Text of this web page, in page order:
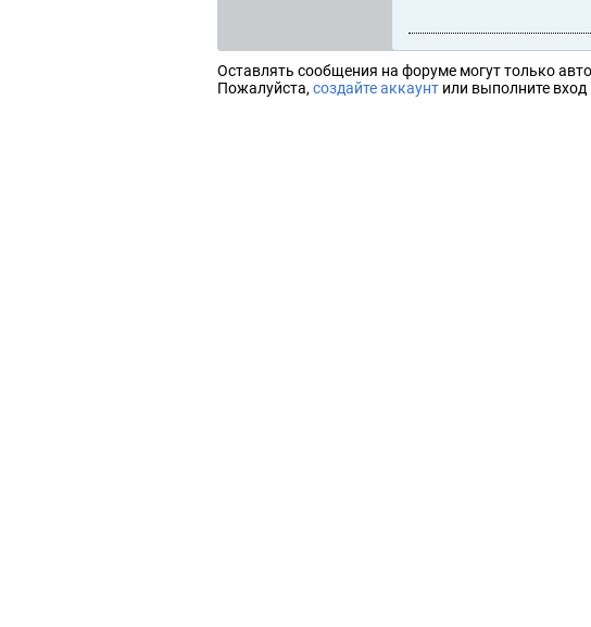
Оставлять сообщения на форуме могут только
Пожалуйста, создайте аккаунт или выполните вход